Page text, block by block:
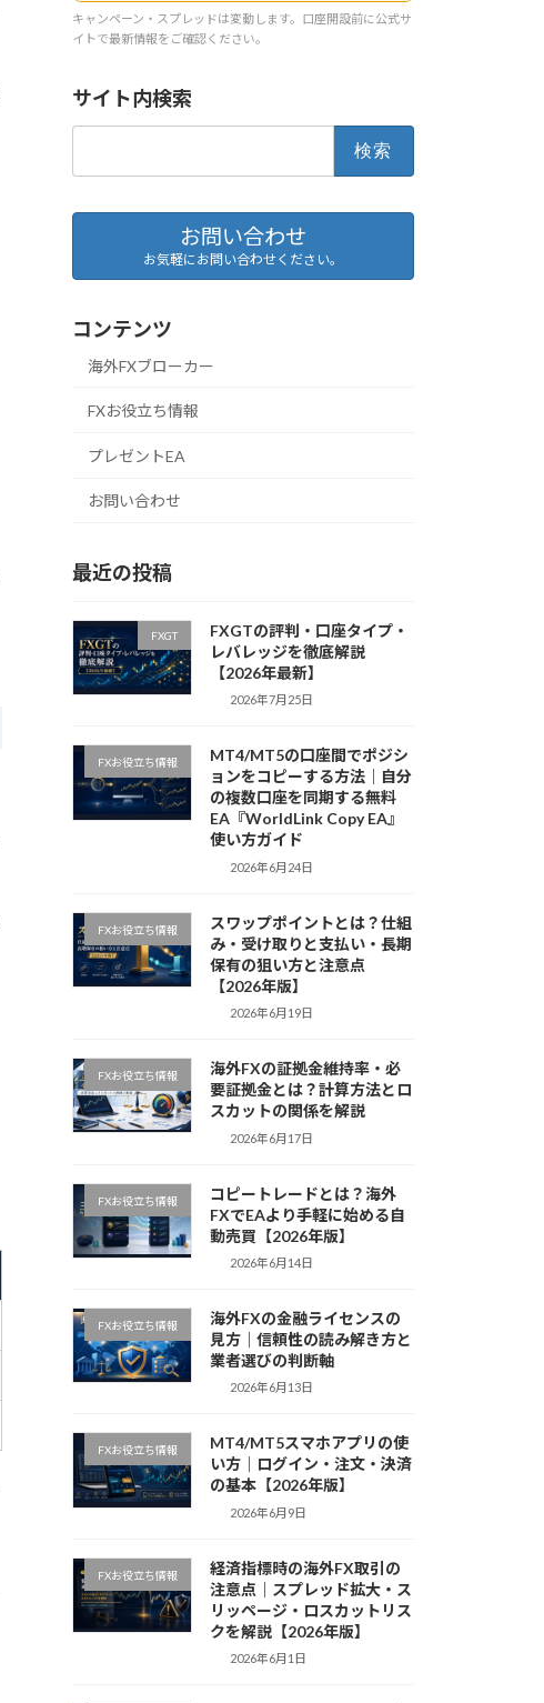
キャンペーン・スプレッドは変動します。口座開設前に公式サ
イトで最新情報をご確認ください。
サイト内検索
お問い合わせ
お気軽にお問い合わせください。
コンテンツ
海外FXブローカー
FXお役立ち情報
プレゼントEA
お問い合わせ
最近の投稿
FXGT
FXGTの評判・口座タイプ・
レバレッジを徹底解説
【2026年最新】
2026年7月25日
FXお役立ち情報
MT4/MT5の口座間でポジシ
ョンをコピーする方法｜自分
の複数口座を同期する無料
EA『WorldLink Copy EA』
使い方ガイド
2026年6月24日
FXお役立ち情報
スワップポイントとは？仕組
み・受け取りと支払い・長期
保有の狙い方と注意点
【2026年版】
2026年6月19日
FXお役立ち情報
海外FXの証拠金維持率・必
要証拠金とは？計算方法とロ
スカットの関係を解説
2026年6月17日
FXお役立ち情報
コピートレードとは？海外
FXでEAより手軽に始める自
動売買【2026年版】
2026年6月14日
FXお役立ち情報
海外FXの金融ライセンスの
見方｜信頼性の読み解き方と
業者選びの判断軸
2026年6月13日
FXお役立ち情報
MT4/MT5スマホアプリの使
い方｜ログイン・注文・決済
の基本【2026年版】
2026年6月9日
FXお役立ち情報
経済指標時の海外FX取引の
注意点｜スプレッド拡大・ス
リッページ・ロスカットリス
クを解説【2026年版】
2026年6月1日